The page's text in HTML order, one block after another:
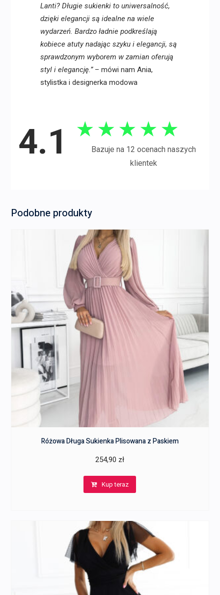
Lanti? Długie sukienki to uniwersalność,
dzięki elegancji są idealne na wiele
wydarzeń. Bardzo ładnie podkreślają
kobiece atuty nadając szyku i elegancji, są
sprawdzonym wyborem w zamian oferują
styl i elegancję.”– mówi nam Ania,
stylistka i designerka modowa
4.1 ★ ★ ★ ★ ★
Bazuje na 12 ocenach naszych
klientek
Podobne produkty
Różowa Długa Sukienka Plisowana z Paskiem
254,90 zł
Kup teraz